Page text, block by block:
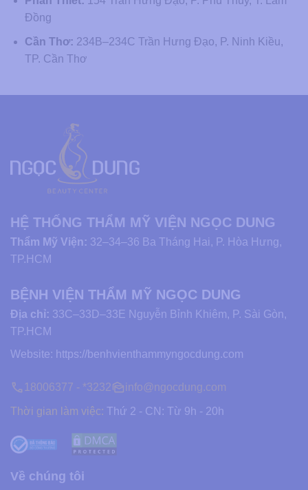
Đồng
Cần Thơ: 234B–234C Trần Hưng Đạo, P. Ninh Kiều,
TP. Cần Thơ
HỆ THỐNG THẨM MỸ VIỆN NGỌC DUNG
Thẩm Mỹ Viện: 32–34–36 Ba Tháng Hai, P. Hòa Hưng,
TP.HCM
BỆNH VIỆN THẨM MỸ NGỌC DUNG
Địa chỉ: 33C–33D–33E Nguyễn Bỉnh Khiêm, P. Sài Gòn,
TP.HCM
Website: https://benhvienthammyngocdung.com
18006377 - *3232 info@ngocdung.com
Thời gian làm việc: Thứ 2 - CN: Từ 9h - 20h
Về chúng tôi